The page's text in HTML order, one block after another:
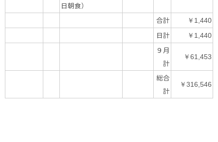
日朝食）
合計 ￥1,440
日計 ￥1,440
９月
計
￥61,453
総合
計
￥316,546